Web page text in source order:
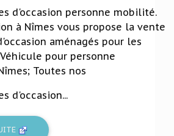
d'occasion personne mobilité.
à Nîmes vous propose la vente
aménagés pour les
pour personne
Toutes nos
d'occasion...